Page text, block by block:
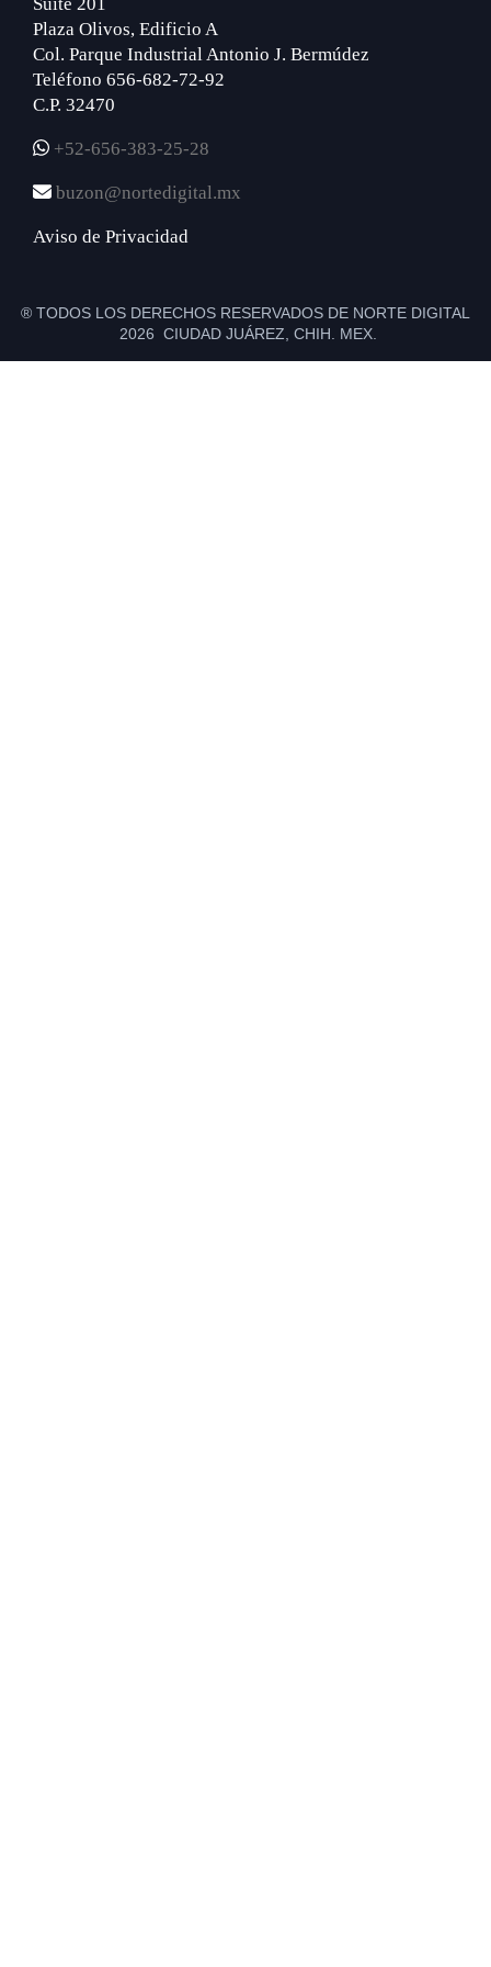
Plaza Olivos, Edificio A
Col. Parque Industrial Antonio J. Bermúdez
Teléfono 656-682-72-92
C.P. 32470
+52-656-383-25-28
buzon@nortedigital.mx
Aviso de Privacidad
® TODOS LOS DERECHOS RESERVADOS DE NORTE DIGITAL
2026 CIUDAD JUÁREZ, CHIH. MEX.